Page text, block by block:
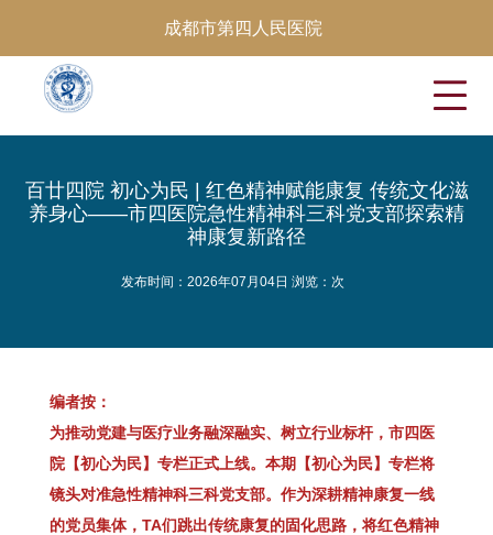
成都市第四人民医院
百廿四院 初心为民 | 红色精神赋能康复 传统文化滋
养身心——市四医院急性精神科三科党支部探索精
神康复新路径
发布时间：2026年07月04日 浏览： 次
编者按：
为推动党建与医疗业务融深融实、树立行业标杆，市四医
院【初心为民】专栏正式上线。本期【初心为民】专栏将
镜头对准急性精神科三科党支部。作为深耕精神康复一线
的党员集体，TA们跳出传统康复的固化思路，将红色精神